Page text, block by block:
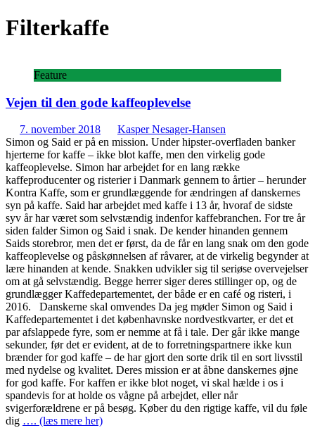
Filterkaffe
Feature
Vejen til den gode kaffeoplevelse
7. november 2018
Kasper Nesager-Hansen
Simon og Said er på en mission. Under hipster-overfladen banker
hjerterne for kaffe – ikke blot kaffe, men den virkelig gode
kaffeoplevelse. Simon har arbejdet for en lang række
kaffeproducenter og risterier i Danmark gennem to årtier – herunder
Kontra Kaffe, som er grundlæggende for ændringen af danskernes
syn på kaffe. Said har arbejdet med kaffe i 13 år, hvoraf de sidste
syv år har været som selvstændig indenfor kaffebranchen. For tre år
siden falder Simon og Said i snak. De kender hinanden gennem
Saids storebror, men det er først, da de får en lang snak om den gode
kaffeoplevelse og påskønnelsen af råvarer, at de virkelig begynder at
lære hinanden at kende. Snakken udvikler sig til seriøse overvejelser
om at gå selvstændig. Begge herrer siger deres stillinger op, og de
grundlægger Kaffedepartementet, der både er en café og risteri, i
2016. Danskerne skal omvendes Da jeg møder Simon og Said i
Kaffedepartementet i det københavnske nordvestkvarter, er det et
par afslappede fyre, som er nemme at få i tale. Der går ikke mange
sekunder, før det er evident, at de to forretningspartnere ikke kun
brænder for god kaffe – de har gjort den sorte drik til en sort livsstil
med nydelse og kvalitet. Deres mission er at åbne danskernes øjne
for god kaffe. For kaffen er ikke blot noget, vi skal hælde i os i
spandevis for at holde os vågne på arbejdet, eller når
svigerforældrene er på besøg. Køber du den rigtige kaffe, vil du føle
dig …. (læs mere her)